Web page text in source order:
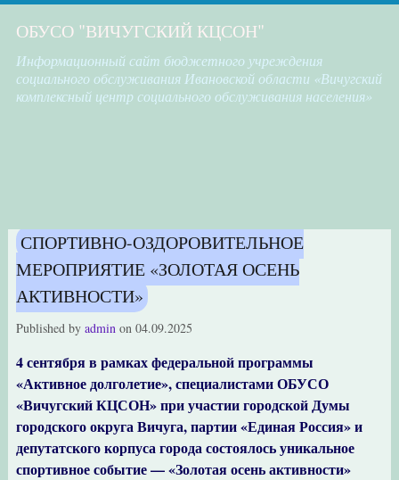
ОБУСО "ВИЧУГСКИЙ КЦСОН"
Информационный сайт бюджетного учреждения
социального обслуживания Ивановской области «Вичугский
комплексный центр социального обслуживания населения»
СПОРТИВНО-ОЗДОРОВИТЕЛЬНОЕ
МЕРОПРИЯТИЕ «ЗОЛОТАЯ ОСЕНЬ
АКТИВНОСТИ»
Published by adminon 04.09.2025
4 сентября в рамках федеральной программы
«Активное долголетие», специалистами ОБУСО
«Вичугский КЦСОН» при участии городской Думы
городского округа Вичуга, партии «Единая Россия» и
депутатского корпуса города состоялось уникальное
спортивное событие — «Золотая осень активности»